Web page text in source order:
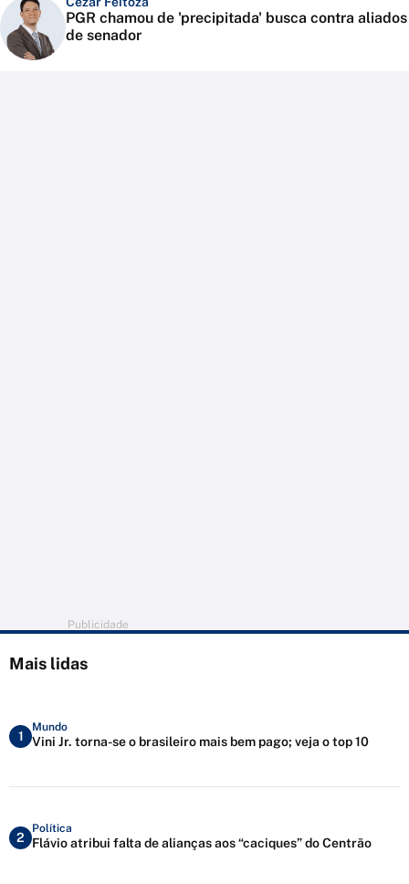
PGR chamou de 'precipitada' busca contra aliados
de senador
Publicidade
Mais lidas
1
Mundo
Vini Jr. torna-se o brasileiro mais bem pago; veja o top 10
2
Política
Flávio atribui falta de alianças aos “caciques” do Centrão